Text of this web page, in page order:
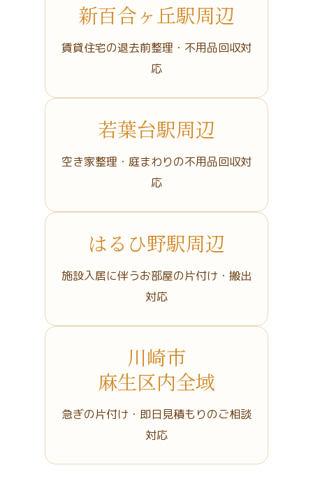
新百合ヶ丘駅周辺
賃貸住宅の退去前整理・不用品回収対
応
若葉台駅周辺
空き家整理・庭まわりの不用品回収対
応
はるひ野駅周辺
施設入居に伴うお部屋の片付け・搬出
対応
川崎市
麻生区内全域
急ぎの片付け・即日見積もりのご相談
対応